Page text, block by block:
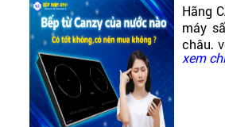
Hãng
máy
chậu,
đó có
xem